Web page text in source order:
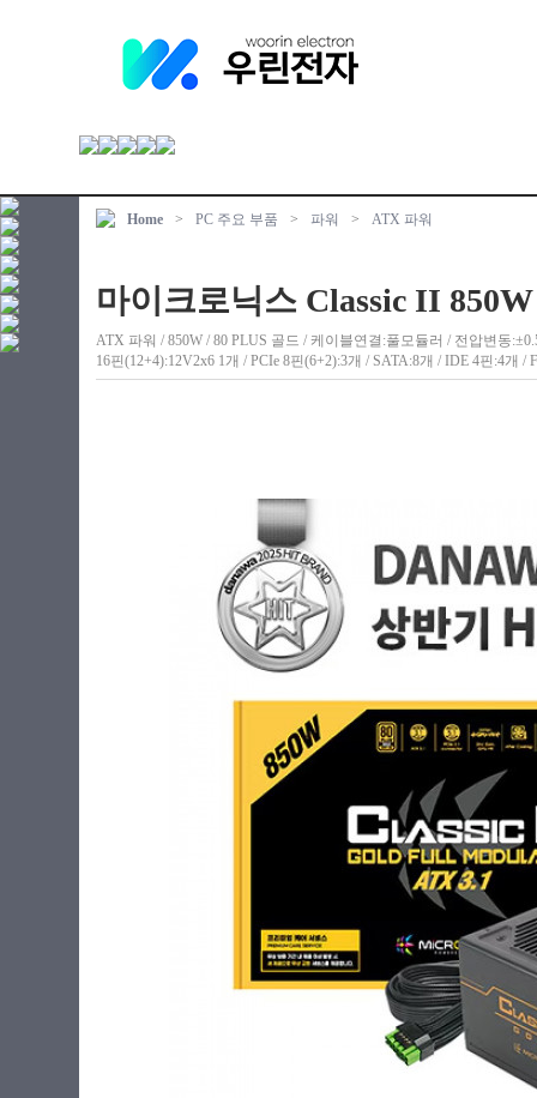
Home > PC 주요 부품 > 파워 > ATX 파워
마이크로닉스 Classic II
ATX 파워 / 850W / 80 PLUS 골드 / 케이블연결:풀모듈러 / 전압변동
16핀(12+4):12V2x6 1개 / PCIe 8핀(6+2):3개 / SATA:8개 / IDE 4핀:4